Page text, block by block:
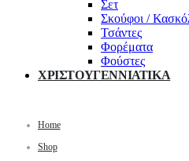
Σετ
Σκούφοι /
Τσάντες
Φορέματα
Φούστες
ΧΡΙΣΤΟΥΓΕΝΝΙΑΤΙΚΑ
Home
Shop